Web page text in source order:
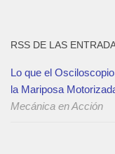
RSS DE LAS
Lo que el
la Mariposa
Mecánica en Acción